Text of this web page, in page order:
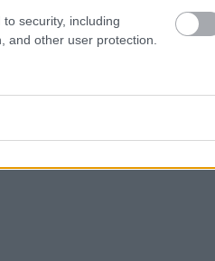
security, including
and other user protection.